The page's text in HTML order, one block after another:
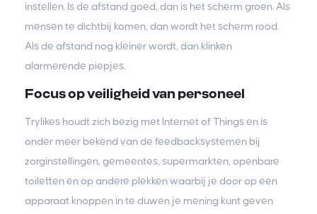
instellen. Is de afstand goed, dan is het scherm groen. Als
mensen te dichtbij komen, dan wordt het scherm rood.
Als de afstand nog kleiner wordt, dan klinken
alarmerende piepjes.
Focus op veiligheid van personeel
Trylikes houdt zich bezig met Internet of Things en is
onder meer bekend van de feedbacksystemen bij
zorginstellingen, gemeentes, supermarkten, openbare
toiletten en op andere plekken waarbij je door op een
apparaat knoppen in te duwen je mening kunt geven